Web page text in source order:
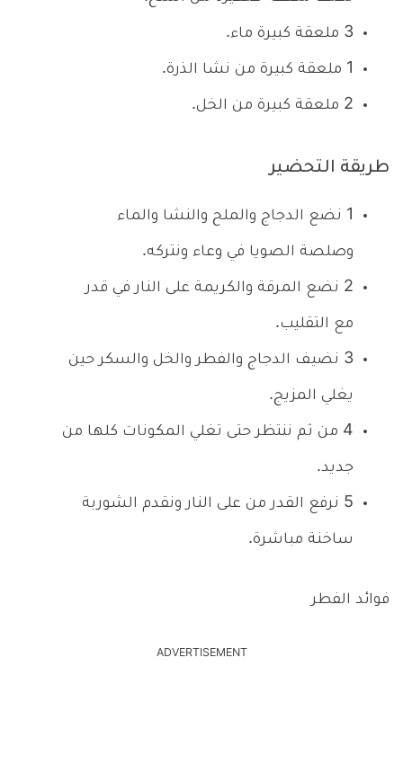
3 ملعقة كبيرة ماء.
1 ملعقة كبيرة من نشا الذرة.
2 ملعقة كبيرة من الخل.
طريقة التحضير
1 نضع الدجاج والملح والنشا والماء
وصلصة الصويا في وعاء ونتركه.
2 نضع المرقة والكريمة على النار في قدر
مع التقليب.
3 نضيف الدجاج والفطر والخل والسكر حين
يغلي المزيج.
4 من ثم ننتظر حتى تغلي المكونات كلها من
جديد.
5 نرفع القدر من على النار ونقدم الشوربة
ساخنة مباشرة.
فوائد الفطر
ADVERTISEMENT